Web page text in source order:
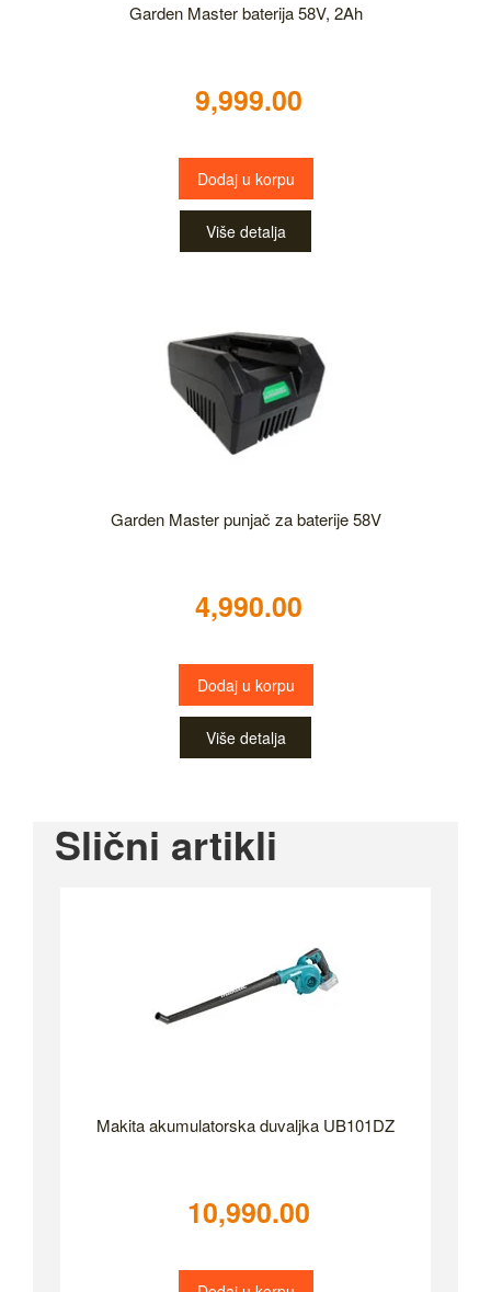
Garden Master baterija 58V, 2Ah
9,999.00
Dodaj u korpu
Više detalja
Garden Master punjač za baterije 58V
4,990.00
Dodaj u korpu
Više detalja
Slični artikli
Makita akumulatorska duvaljka UB101DZ
10,990.00